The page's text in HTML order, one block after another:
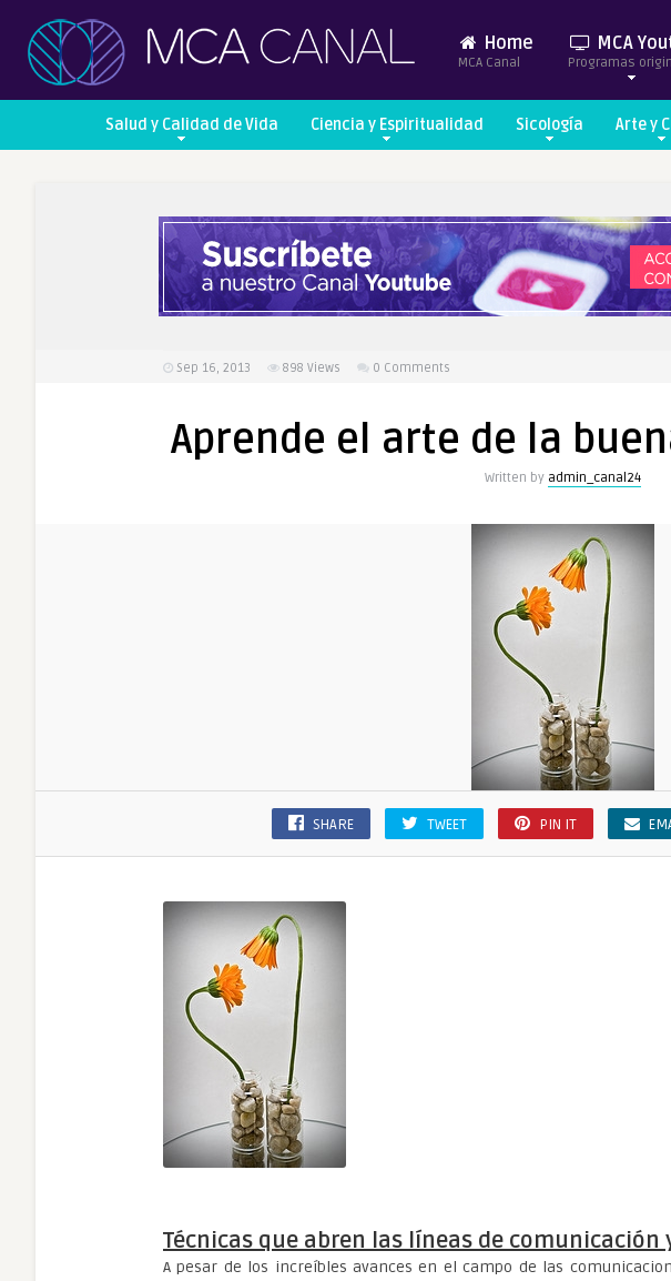
Home
MCA Canal
MCA
Programas
Salud y Calidad de Vida Ciencia y Espiritualidad Sicología Arte y
Sep 16, 2013 898 Views 0 Comments
Aprende el arte de la
Written by admin_canal24
SHARE TWEET PIN IT
Técnicas que abren las líneas de
A pesar de los increíbles avances en el campo de las